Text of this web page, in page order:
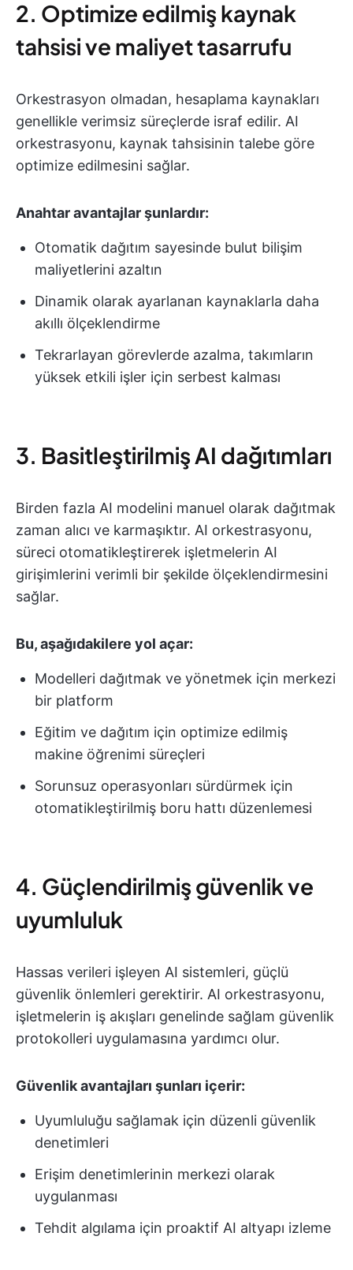
2. Optimize edilmiş kaynak
tahsisi ve maliyet tasarrufu
Orkestrasyon olmadan, hesaplama kaynakları
genellikle verimsiz süreçlerde israf edilir. AI
orkestrasyonu, kaynak tahsisinin talebe göre
optimize edilmesini sağlar.
Anahtar avantajlar şunlardır:
Otomatik dağıtım sayesinde bulut bilişim
maliyetlerini azaltın
Dinamik olarak ayarlanan kaynaklarla daha
akıllı ölçeklendirme
Tekrarlayan görevlerde azalma, takımların
yüksek etkili işler için serbest kalması
3. Basitleştirilmiş AI dağıtımları
Birden fazla AI modelini manuel olarak dağıtmak
zaman alıcı ve karmaşıktır. AI orkestrasyonu,
süreci otomatikleştirerek işletmelerin AI
girişimlerini verimli bir şekilde ölçeklendirmesini
sağlar.
Bu, aşağıdakilere yol açar:
Modelleri dağıtmak ve yönetmek için merkezi
bir platform
Eğitim ve dağıtım için optimize edilmiş
makine öğrenimi süreçleri
Sorunsuz operasyonları sürdürmek için
otomatikleştirilmiş boru hattı düzenlemesi
4. Güçlendirilmiş güvenlik ve
uyumluluk
Hassas verileri işleyen AI sistemleri, güçlü
güvenlik önlemleri gerektirir. AI orkestrasyonu,
işletmelerin iş akışları genelinde sağlam güvenlik
protokolleri uygulamasına yardımcı olur.
Güvenlik avantajları şunları içerir:
Uyumluluğu sağlamak için düzenli güvenlik
denetimleri
Erişim denetimlerinin merkezi olarak
uygulanması
Tehdit algılama için proaktif AI altyapı izleme